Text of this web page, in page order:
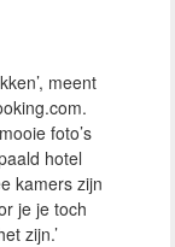
meent
foto’s
hotel
kamers zijn
je je toch
zijn.’